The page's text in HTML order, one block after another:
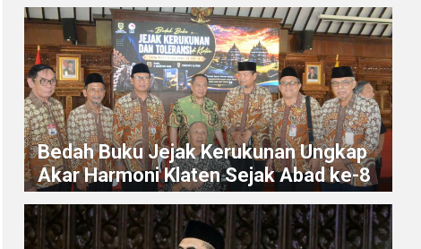
Bedah Buku Jejak Kerukunan Ungkap
Akar Harmoni Klaten Sejak Abad ke-8